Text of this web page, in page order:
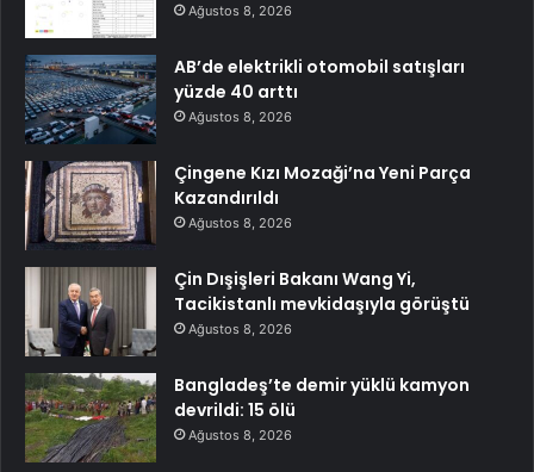
Ağustos 8, 2026
AB’de elektrikli otomobil satışları
yüzde 40 arttı
Ağustos 8, 2026
Çingene Kızı Mozaği’na Yeni Parça
Kazandırıldı
Ağustos 8, 2026
Çin Dışişleri Bakanı Wang Yi,
Tacikistanlı mevkidaşıyla görüştü
Ağustos 8, 2026
Bangladeş’te demir yüklü kamyon
devrildi: 15 ölü
Ağustos 8, 2026